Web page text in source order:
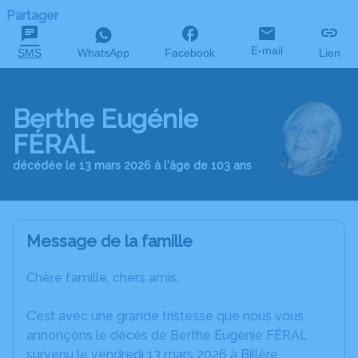
Partager
SMS WhatsApp Facebook E-mail Lien
Berthe Eugénie
FÉRAL
décédée le 13 mars 2026 à l'âge de 103 ans
Message de la famille
Chère famille, chers amis,
C’est avec une grande tristesse que nous vous
annonçons le décès de Berthe Eugénie FÉRAL
survenu le vendredi 13 mars 2026 à Billère.